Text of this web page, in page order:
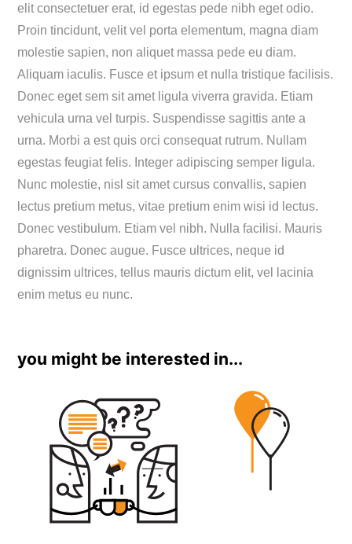
elit consectetuer erat, id egestas pede nibh eget odio.
Proin tincidunt, velit vel porta elementum, magna diam
molestie sapien, non aliquet massa pede eu diam.
Aliquam iaculis. Fusce et ipsum et nulla tristique facilisis.
Donec eget sem sit amet ligula viverra gravida. Etiam
vehicula urna vel turpis. Suspendisse sagittis ante a
urna. Morbi a est quis orci consequat rutrum. Nullam
egestas feugiat felis. Integer adipiscing semper ligula.
Nunc molestie, nisl sit amet cursus convallis, sapien
lectus pretium metus, vitae pretium enim wisi id lectus.
Donec vestibulum. Etiam vel nibh. Nulla facilisi. Mauris
pharetra. Donec augue. Fusce ultrices, neque id
dignissim ultrices, tellus mauris dictum elit, vel lacinia
enim metus eu nunc.
you might be interested in...